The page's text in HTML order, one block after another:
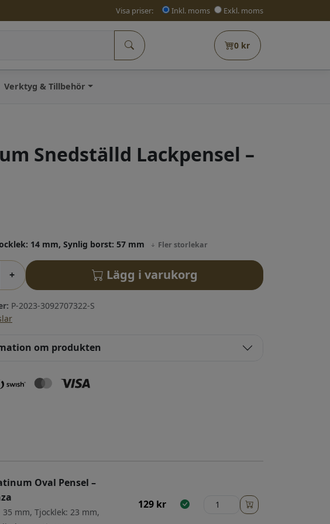
Visa priser: Inkl. moms Exkl. moms
0 kr
Verktyg & Tillbehör
Snedställd Lackpensel –
14 mm, Synlig borst: 57 mm
Fler storlekar
+ Lägg i varukorg
P-2023-3092707322-S
om produkten
Oval Pensel –
35 mm, Tjocklek: 23 mm,
129 kr